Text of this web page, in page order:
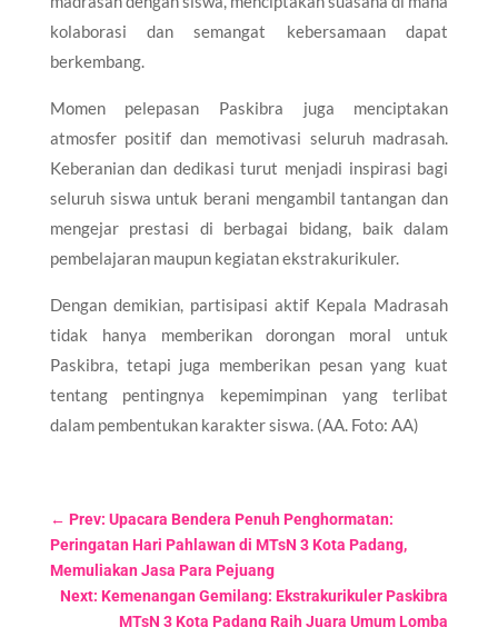
kolaborasi dan semangat kebersamaan dapat
berkembang.
Momen pelepasan Paskibra juga menciptakan
atmosfer positif dan memotivasi seluruh madrasah.
Keberanian dan dedikasi turut menjadi inspirasi bagi
seluruh siswa untuk berani mengambil tantangan dan
mengejar prestasi di berbagai bidang, baik dalam
pembelajaran maupun kegiatan ekstrakurikuler.
Dengan demikian, partisipasi aktif Kepala Madrasah
tidak hanya memberikan dorongan moral untuk
Paskibra, tetapi juga memberikan pesan yang kuat
tentang pentingnya kepemimpinan yang terlibat
dalam pembentukan karakter siswa. (AA. Foto: AA)
← Prev: Upacara Bendera Penuh Penghormatan:
Peringatan Hari Pahlawan di MTsN 3 Kota Padang,
Memuliakan Jasa Para Pejuang
Next: Kemenangan Gemilang: Ekstrakurikuler Paskibra
MTsN 3 Kota Padang Raih Juara Umum Lomba